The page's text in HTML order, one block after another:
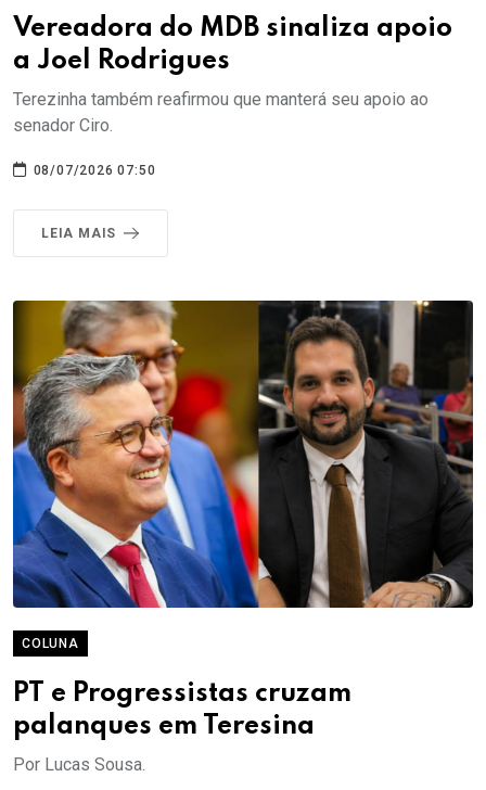
Vereadora do MDB sinaliza apoio
a Joel Rodrigues
Terezinha também reafirmou que manterá seu apoio ao
senador Ciro.
08/07/2026 07:50
LEIA MAIS
COLUNA
PT e Progressistas cruzam
palanques em Teresina
Por Lucas Sousa.